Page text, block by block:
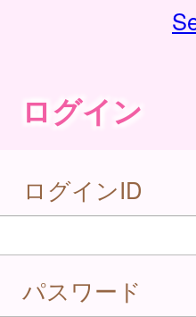
ログイン
ログインID
パスワード